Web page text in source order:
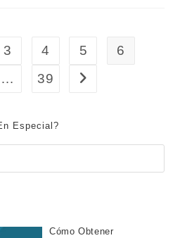
3 4 5
6
… 39 Ir a la página
Especial?
Cómo Obtener